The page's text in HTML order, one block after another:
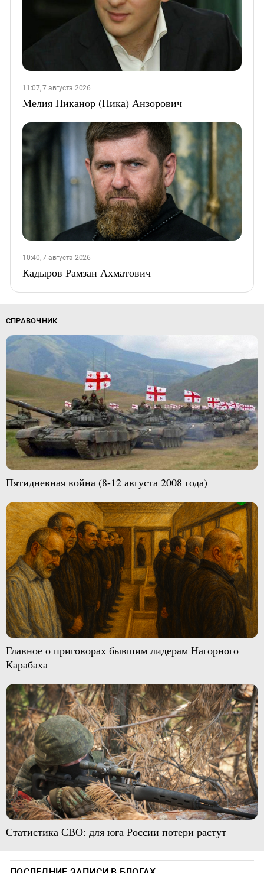
11:07, 7 августа 2026
Мелия Никанор (Ника) Анзорович
10:40, 7 августа 2026
Кадыров Рамзан Ахматович
СПРАВОЧНИК
Пятидневная война (8-12 августа 2008 года)
Главное о приговорах бывшим лидерам Нагорного
Карабаха
Статистика СВО: для юга России потери растут